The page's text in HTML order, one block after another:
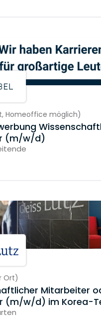
Homeoffice möglich)
(m/w/d)
Ort)
Mitarbeiter
(m/w/d) im Korea-